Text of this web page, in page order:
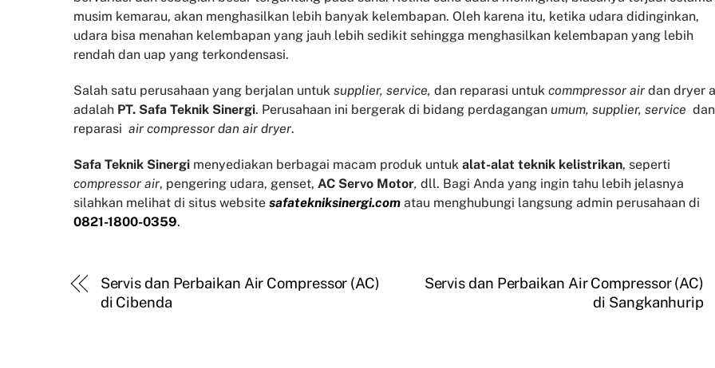
musim kemarau, akan menghasilkan lebih banyak kelembapan. Oleh karena itu, ketika udara didinginkan,
udara bisa menahan kelembapan yang jauh lebih sedikit sehingga menghasilkan kelembapan yang lebih
rendah dan uap yang terkondensasi.
Salah satu perusahaan yang berjalan untuk supplier, service, dan reparasi untuk commpressor air dan dryer
adalah PT. Safa Teknik Sinergi. Perusahaan ini bergerak di bidang perdagangan umum, supplier, service dan
reparasi air compressor dan air dryer.
Safa Teknik Sinergi menyediakan berbagai macam produk untuk alat-alat teknik kelistrikan, seperti
compressor air, pengering udara, genset, AC Servo Motor, dll. Bagi Anda yang ingin tahu lebih jelasnya
silahkan melihat di situs website safatekniksinergi.com atau menghubungi langsung admin perusahaan di
0821-1800-0359.
Servis dan Perbaikan Air Compressor (AC)
di Cibenda
Servis dan Perbaikan Air Compressor (AC)
di Sangkanhurip